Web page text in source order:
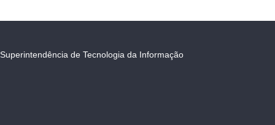
Superintendência de Tecnologia da Informação